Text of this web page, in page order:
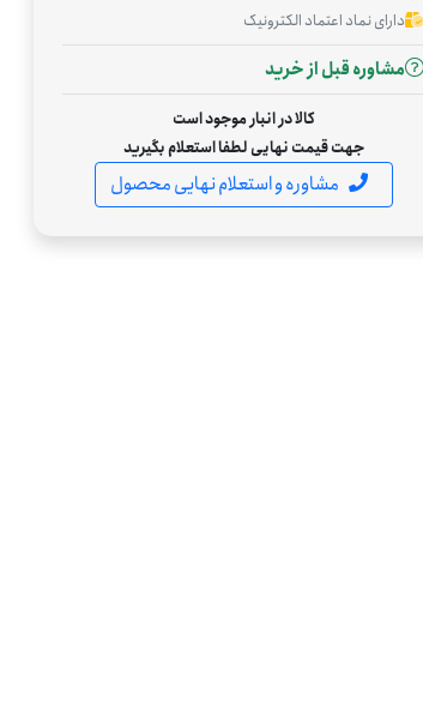
دارای نماد اعتماد الکترونیک
مشاوره قبل از خرید
کالا در انبار موجود است
جهت قیمت نهایی لطفا استعلام بگیرید
مشاوره و استعلام نهایی محصول